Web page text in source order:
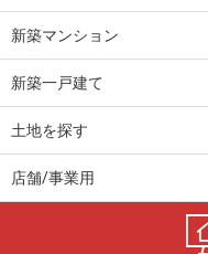
新築マンション
新築一戸建て
土地を探す
店舗/事業用